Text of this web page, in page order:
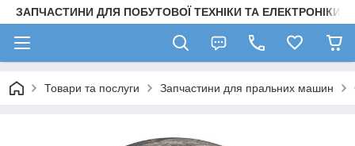
ЗАПЧАСТИНИ ДЛЯ ПОБУТОВОЇ ТЕХНІКИ ТА ЕЛЕКТРОНІКИ
Товари та послуги Запчастини для пральних машин